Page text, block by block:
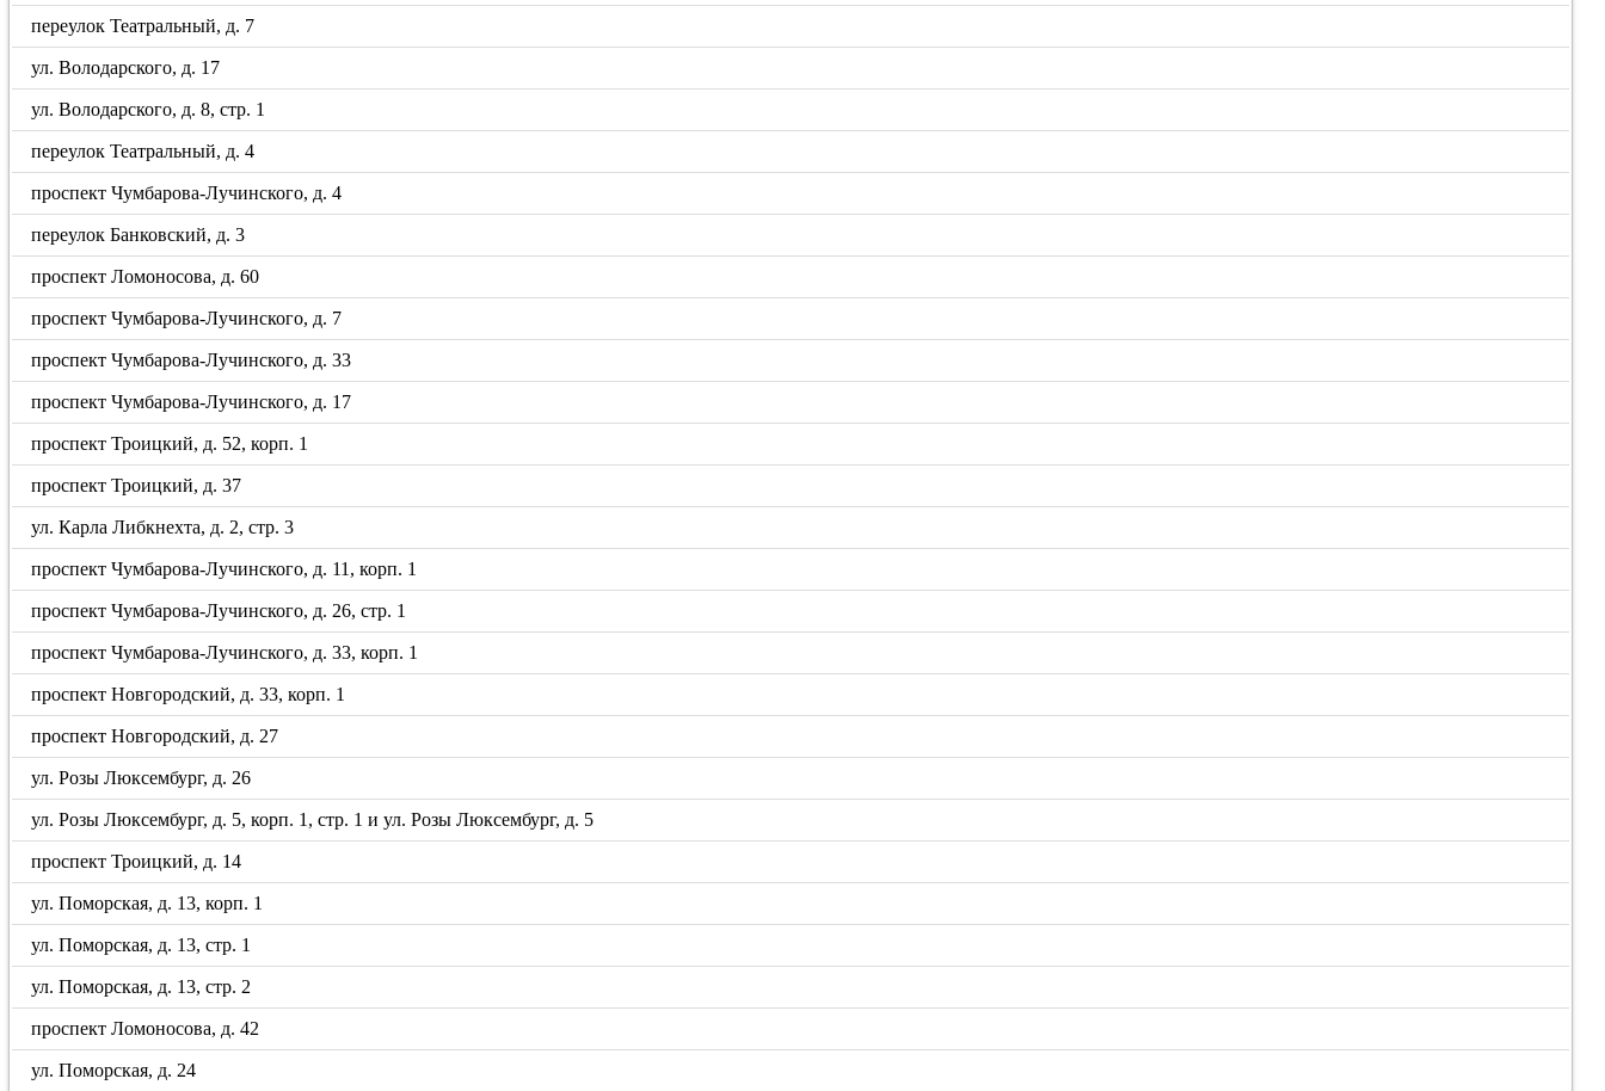
переулок Театральный, д. 7
ул. Володарского, д. 17
ул. Володарского, д. 8, стр. 1
переулок Театральный, д. 4
проспект Чумбарова-Лучинского, д. 4
переулок Банковский, д. 3
проспект Ломоносова, д. 60
проспект Чумбарова-Лучинского, д. 7
проспект Чумбарова-Лучинского, д. 33
проспект Чумбарова-Лучинского, д. 17
проспект Троицкий, д. 52, корп. 1
проспект Троицкий, д. 37
ул. Карла Либкнехта, д. 2, стр. 3
проспект Чумбарова-Лучинского, д. 11, корп. 1
проспект Чумбарова-Лучинского, д. 26, стр. 1
проспект Чумбарова-Лучинского, д. 33, корп. 1
проспект Новгородский, д. 33, корп. 1
проспект Новгородский, д. 27
ул. Розы Люксембург, д. 26
ул. Розы Люксембург, д. 5, корп. 1, стр. 1 и ул. Розы Люксембург, д. 5
проспект Троицкий, д. 14
ул. Поморская, д. 13, корп. 1
ул. Поморская, д. 13, стр. 1
ул. Поморская, д. 13, стр. 2
проспект Ломоносова, д. 42
ул. Поморская, д. 24